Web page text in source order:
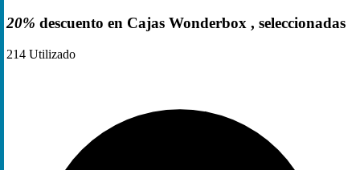
20% descuento en Cajas Wonderbox , seleccionadas
214 Utilizado